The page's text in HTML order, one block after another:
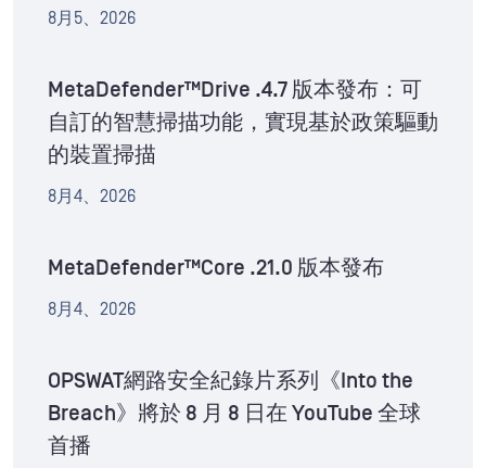
8月5、2026
MetaDefender™Drive .4.7 版本發布：可
自訂的智慧掃描功能，實現基於政策驅動
的裝置掃描
8月4、2026
MetaDefender™Core .21.0 版本發布
8月4、2026
OPSWAT網路安全紀錄片系列《Into the
Breach》將於 8 月 8 日在 YouTube 全球
首播